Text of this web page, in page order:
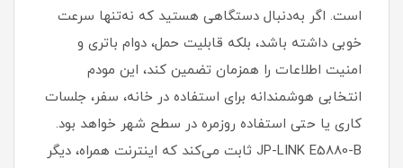
است. اگر به‌دنبال دستگاهی هستید که نه‌تنها سرعت
خوبی داشته باشد، بلکه قابلیت حمل، دوام باتری و
امنیت اطلاعات را همزمان تضمین کند، این مودم
انتخابی هوشمندانه برای استفاده در خانه، سفر، جلسات
کاری یا حتی استفاده روزمره در سطح شهر خواهد بود.
JP-LINK E5880-B ثابت می‌کند که اینترنت همراه، دیگر